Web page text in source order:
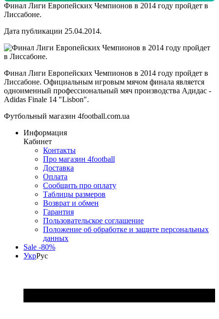
Финал Лиги Европейских Чемпионов в 2014 году пройдет в
Лиссабоне.
Дата публикации 25.04.2014.
Финал Лиги Европейских Чемпионов в 2014 году пройдет в
Лиссабоне. Официальным игровым мячом финала является
одноименный профессиональный мяч производства Адидас -
Adidas Finale 14 "Lisbon".
Футбольный магазин 4football.com.ua
Информация
Кабинет
Контакты
Про магазин 4football
Доставка
Оплата
Сообщить про оплату
Таблицы размеров
Возврат и обмен
Гарантия
Пользовательское соглашение
Положение об обработке и защите персональных
данных
Sale -80%
УкрРус